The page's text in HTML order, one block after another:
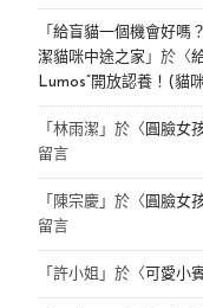
「 給盲貓一個機會好嗎
潔貓咪中途之家 」於〈
Lumos”開放認養！(貓
「 林雨潔 」於〈 圓臉女
留言
「 陳宗慶」於〈 圓臉女
留言
「 許小姐 」於〈 可愛小